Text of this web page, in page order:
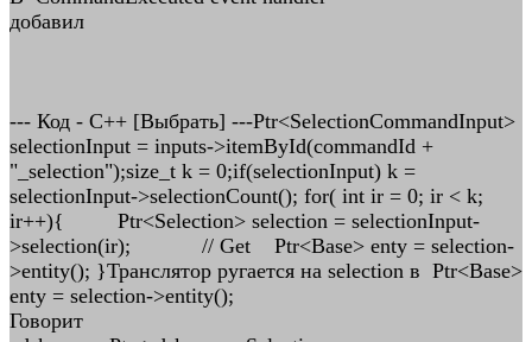
добавил
--- Код - C++ [Выбрать] ---Ptr<SelectionCommandInput>
selectionInput = inputs->itemById(commandId +
"_selection");size_t k = 0;if(selectionInput) k =
selectionInput->selectionCount(); for( int ir = 0; ir < k;
ir++){ Ptr<Selection> selection = selectionInput-
>selection(ir); // Get Ptr<Base> enty = selection-
>entity(); }Транслятор ругается на selection в Ptr<Base>
enty = selection->entity();
Говорит